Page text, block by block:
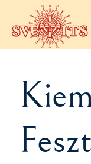
Ugrás a tartalomra